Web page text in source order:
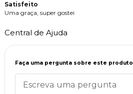
Satisfeito
Uma graça, super gostei
Central de Ajuda
Faça uma pergunta sobre este produto